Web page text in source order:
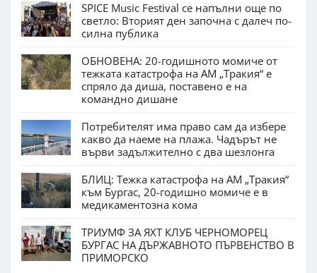
SPICE Music Festival се напълни още по
светло: Вторият ден започна с далеч по-
силна публика
ОБНОВЕНА: 20-годишното момиче от
тежката катастрофа на АМ „Тракия“ е
спряло да диша, поставено е на
командно дишане
Потребителят има право сам да избере
какво да наеме на плажа. Чадърът не
върви задължително с два шезлонга
БЛИЦ: Тежка катастрофа на АМ „Тракия“
към Бургас, 20-годишно момиче е в
медикаментозна кома
ТРИУМФ ЗА ЯХТ КЛУБ ЧЕРНОМОРЕЦ
БУРГАС НА ДЪРЖАВНОТО ПЪРВЕНСТВО В
ПРИМОРСКО